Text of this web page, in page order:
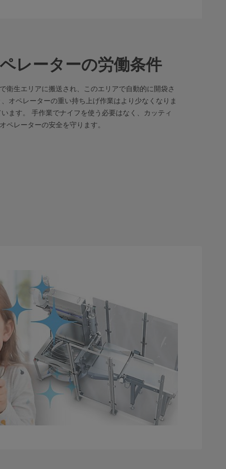
レーターの労働条件
衛生エリアに搬送され、このエリアで自動的に開袋さ
オペレーターの重い持ち上げ作業はより少なくなりま
ます。 手作業でナイフを使う必要はなく、カッティ
ペレーターの安全を守ります。